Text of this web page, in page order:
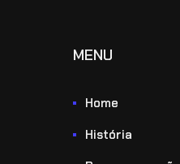
MENU
Home
História